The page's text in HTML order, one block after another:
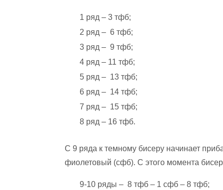
1 ряд – 3 тфб;
2 ряд – 6 тфб;
3 ряд – 9 тфб;
4 ряд – 11 тфб;
5 ряд – 13 тфб;
6 ряд – 14 тфб;
7 ряд – 15 тфб;
8 ряд – 16 тфб.
С 9 ряда к темному бисеру начинает
фиолетовый (сфб). С этого момента
9-10 ряды – 8 тфб – 1 сфб – 8 тфб;